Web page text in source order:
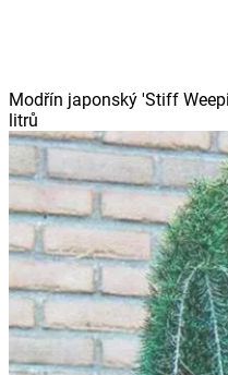
Modřín japonský 'Stiff
litrů